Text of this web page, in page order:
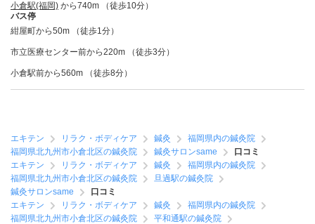
小倉駅(福岡) から740m （徒歩10分）
バス停
紺屋町から50m （徒歩1分）
市立医療センター前から220m （徒歩3分）
小倉駅前から560m （徒歩8分）
エキテン リラク・ボディケア 鍼灸
福岡県内の鍼灸院
福岡県北九州市小倉北区の鍼灸院
鍼灸サロンsame
口コミ
エキテン
リラク・ボディケア 鍼灸
福岡県内の鍼灸院
福岡県北九州市小倉北区の鍼灸院
旦過駅の鍼灸院
鍼灸サロンsame
口コミ
エキテン
リラク・ボディケア 鍼灸
福岡県内の鍼灸院
福岡県北九州市小倉北区の鍼灸院
平和通駅の鍼灸院